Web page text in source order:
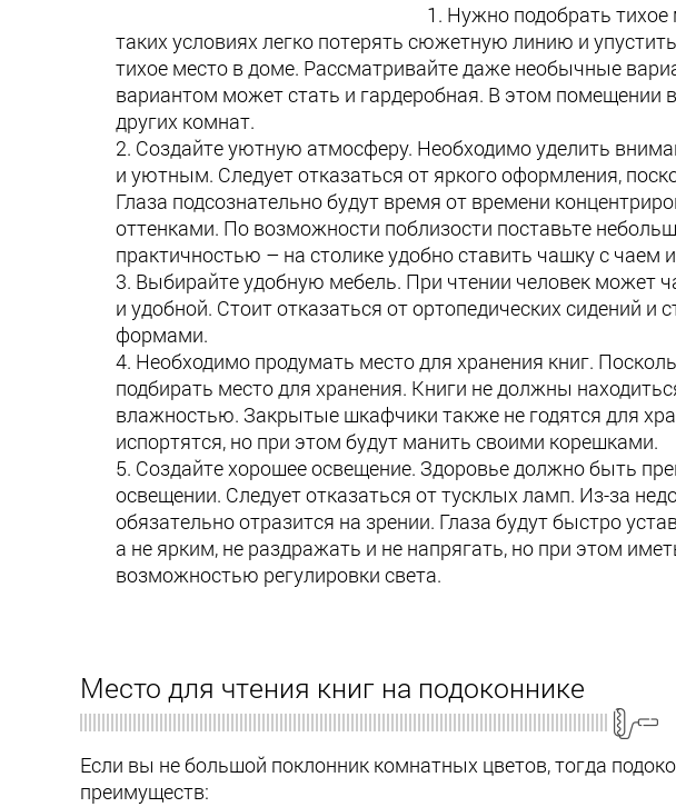
Нужно подобрать
таких условиях легко потерять сюжетную линию и
тихое место в доме. Рассматривайте даже необычные
вариантом может стать и гардеробная. В этом помещении
других комнат.
Создайте уютную атмосферу. Необходимо уделить
и уютным. Следует отказаться от яркого оформления,
Глаза подсознательно будут время от времени
оттенками. По возможности поблизости поставьте
практичностью – на столике удобно ставить чашку с чаем
Выбирайте удобную мебель. При чтении человек может
и удобной. Стоит отказаться от ортопедических сидений
формами.
Необходимо продумать место для хранения книг.
подбирать место для хранения. Книги не должны
влажностью. Закрытые шкафчики также не годятся для
испортятся, но при этом будут манить своими корешками.
Создайте хорошее освещение. Здоровье должно быть
освещении. Следует отказаться от тусклых ламп. Из-за
обязательно отразится на зрении. Глаза будут быстро
а не ярким, не раздражать и не напрягать, но при этом
возможностью регулировки света.
Место для чтения книг на подоконнике
Если вы не большой поклонник комнатных цветов, тогда
преимуществ: